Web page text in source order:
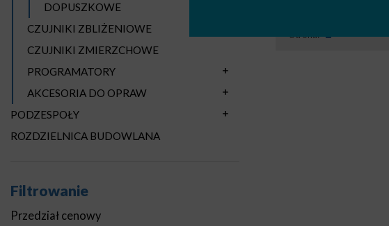
DOPUSZKOWE
CZUJNIKI ZBLIŻENIOWE
CZUJNIKI ZMIERZCHOWE
PROGRAMATORY
AKCESORIA DO OPRAW
PODZESPOŁY
ROZDZIELNICA BUDOWLANA
Filtrowanie
Przedział cenowy
Strona:1